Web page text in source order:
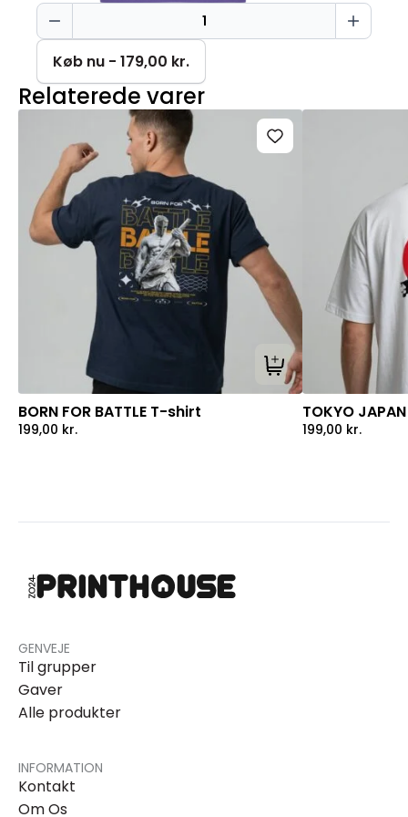
Kaffe
og
sarkasme
Creator
2.0
Køb nu - 179,00 kr.
Relaterede varer
Tilføj til kurv
BORN FOR BATTLE T-shirt
199,00 kr.
TOKYO
199,00 kr.
GENVEJE
Til grupper
Gaver
Alle produkter
INFORMATION
Kontakt
Om Os